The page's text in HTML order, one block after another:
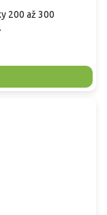
200 až 300